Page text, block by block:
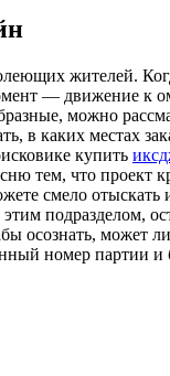
жителей.
— движение к
можно
в каких местах
купить
тем, что проект
смело отыскать
подразделом,
осознать, может
номер партии и